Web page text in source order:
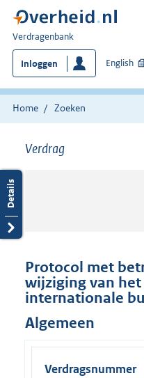
U
bent
hier:
Verdragenbank
Inloggen English
Home Zoeken
Verdrag
Protocol met
wijziging van
internationale
Algemeen
Verdragsnummer